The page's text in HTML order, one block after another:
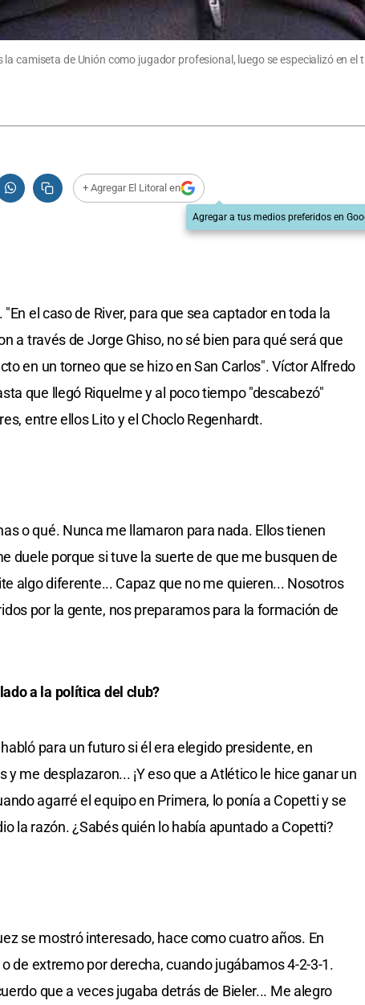
camiseta de Unión como jugador profesional, luego se especializó en
+ Agregar El Litoral en
Agregar a tus medios preferidos en
el caso de River, para que sea captador en toda la
a través de Jorge Ghiso, no sé bien para qué será que
en un torneo que se hizo en San Carlos". Víctor Alfredo
que llegó Riquelme y al poco tiempo "descabezó"
entre ellos Lito y el Choclo Regenhardt.
o qué. Nunca me llamaron para nada. Ellos tienen
duele porque si tuve la suerte de que me busquen de
algo diferente... Capaz que no me quieren... Nosotros
por la gente, nos preparamos para la formación de
a la política del club?
para un futuro si él era elegido presidente, en
me desplazaron... ¡Y eso que a Atlético le hice ganar un
agarré el equipo en Primera, lo ponía a Copetti y se
la razón. ¿Sabés quién lo había apuntado a Copetti?
se mostró interesado, hace como cuatro años. En
de extremo por derecha, cuando jugábamos 4-2-3-1.
que a veces jugaba detrás de Bieler... Me alegro